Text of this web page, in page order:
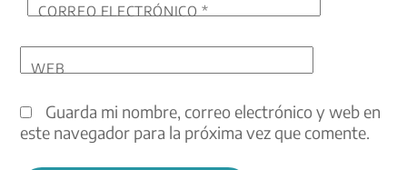
CORREO ELECTRÓNICO*
WEB
Guarda mi nombre, correo electrónico y web en
este navegador para la próxima vez que comente.